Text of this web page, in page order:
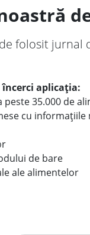
folosit jurnal
aplicația:
35.000 de
cu
de bare
ale alimentelor